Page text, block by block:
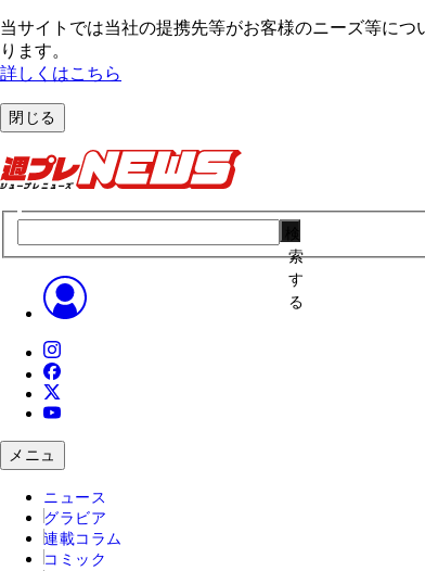
当サイトでは当社の提携先等がお客様のニーズ等に
ります。
詳しくはこちら
閉じる
索
す
る
メニュ
ニュース
グラビア
連載コラム
コミック